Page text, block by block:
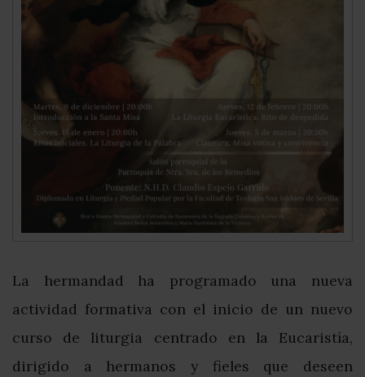
La hermandad ha programado una nueva
actividad formativa con el inicio de un nuevo
curso de liturgia centrado en la Eucaristía,
dirigido a hermanos y fieles que deseen